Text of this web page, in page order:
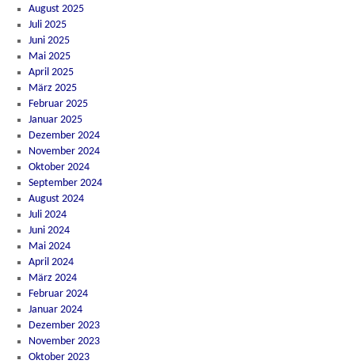
August 2025
Juli 2025
Juni 2025
Mai 2025
April 2025
März 2025
Februar 2025
Januar 2025
Dezember 2024
November 2024
Oktober 2024
September 2024
August 2024
Juli 2024
Juni 2024
Mai 2024
April 2024
März 2024
Februar 2024
Januar 2024
Dezember 2023
November 2023
Oktober 2023